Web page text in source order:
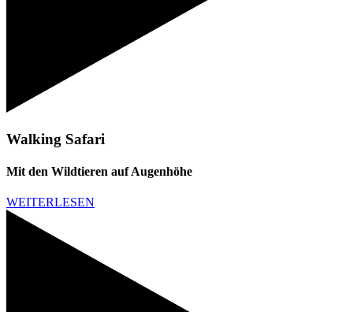
Walking Safari
Mit den Wildtieren auf Augenhöhe
WEITERLESEN